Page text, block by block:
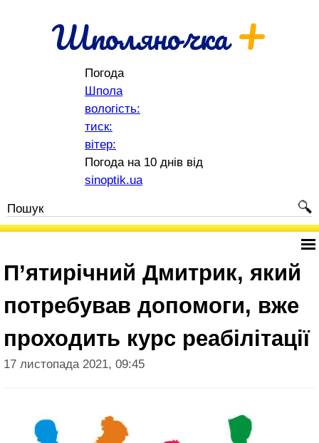
Шполяночка+
Погода
Шпола
вологість:
тиск:
вітер:
Погода на 10 днів від
sinoptik.ua
П’ятирічний Дмитрик, який
потребував допомоги, вже
проходить курс реабілітації
17 листопада 2021, 09:45